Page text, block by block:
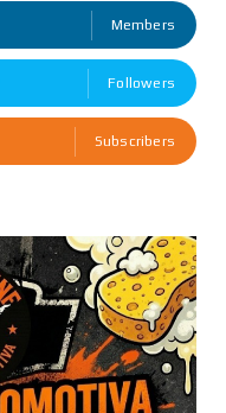
Members
Followers
Subscribers